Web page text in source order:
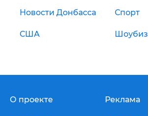
Новости Донбасса Спорт
США Шоубиз
О проекте Реклама